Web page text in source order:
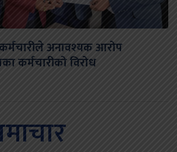
अनावश्यक आरोप
कर्मचारीको विरोध